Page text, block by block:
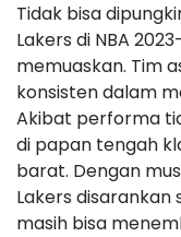
Tidak bisa
Lakers di NBA
memuaskan. Tim
konsisten dalam
Akibat performa
di papan tengah
barat. Dengan
Lakers
masih bisa